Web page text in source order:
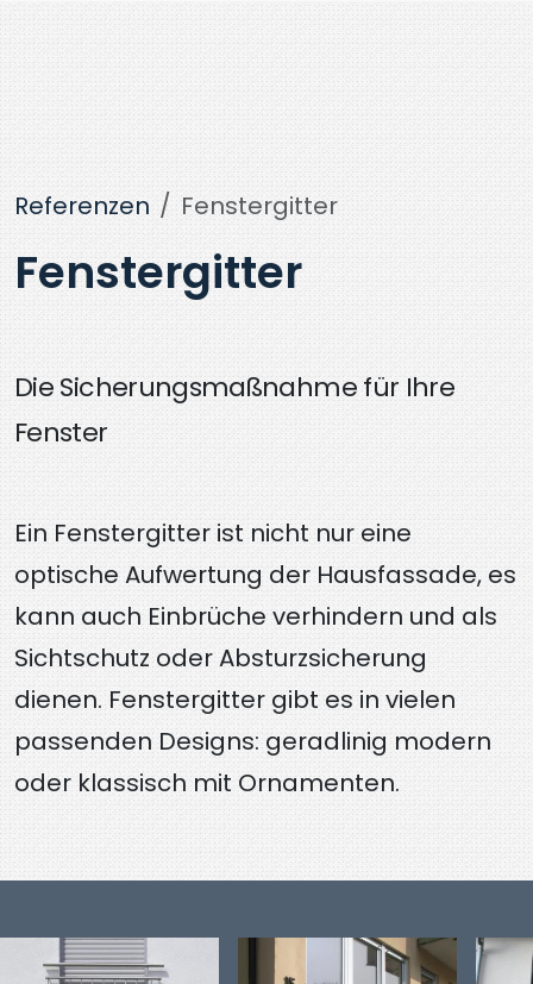
Weiter zum Inhalt
Referenzen
Fenstergitter
Fenstergitter
Die Sicherungsmaßnahme für Ihre
Fenster
Ein Fenstergitter ist nicht nur eine
optische Aufwertung der Hausfassade, es
kann auch Einbrüche verhindern und als
Sichtschutz oder Absturzsicherung
dienen. Fenstergitter gibt es in vielen
passenden Designs: geradlinig modern
oder klassisch mit Ornamenten.